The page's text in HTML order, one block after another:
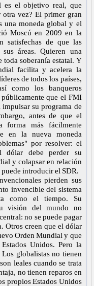
es el objetivo real, que
vez? El primer gran
una moneda global y el
Moscú en 2009 en la
satisfechas de que las
áreas. Quieren una
soberanía estatal. Y
facilita y acelera la
de todos los países,
como los banqueros
que el FMI
su programa de
antes de que el
más fácilmente
en la nueva moneda
por resolver: el
dólar debe perder su
y colapsar en relación
puede introducir el SDR.
pierden sus
invencible del sistema
como el tiempo. Su
visión del mundo no
no se puede pagar
Otros creen que el dólar
Orden Mundial y que
Unidos. Pero la
globalistas no tienen
leales cuando se trata
no tienen reparos en
propios Estados Unidos